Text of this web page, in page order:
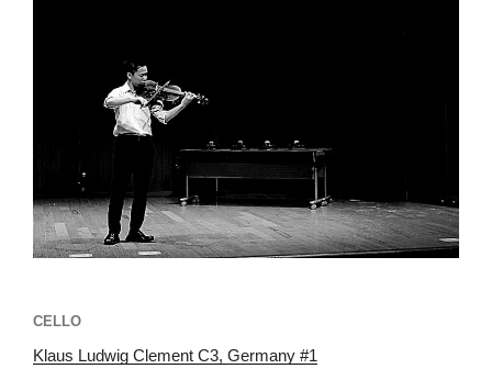
CELLO
Klaus Ludwig Clement C3, Germany #1